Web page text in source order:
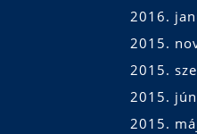
2016.
2015.
2015.
2015.
2015.